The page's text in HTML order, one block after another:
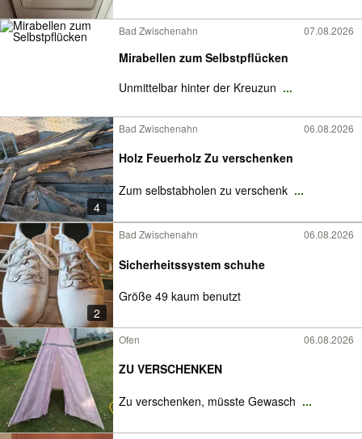
Bad Zwischenahn 07.08.2026
Mirabellen zum Selbstpflücken
Unmittelbar hinter der Kreuzun ...
4
Bad Zwischenahn 06.08.2026
Holz Feuerholz Zu verschenken
Zum selbstabholen zu verschenk ...
2
Bad Zwischenahn 06.08.2026
Sicherheitssystem schuhe
Größe 49 kaum benutzt
Ofen 06.08.2026
ZU VERSCHENKEN
Zu verschenken, müsste Gewasch ...